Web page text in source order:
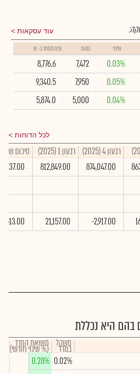
עוד עסקאות
שינוי כמות נפח מסחר ב- ₪
0.03%
7,472
8,776.6
0.05%
7,950
9,340.5
0.04%
5,000
5,874.0
לכל הדוחות
רבעון 4 (2025) רבעון 1 (2025)
סיכום שנתי 2025
874,047.00
812,849.00
-2,917.00
21,157.00
היא נכללת
משקל
במדד תשואת המדד
(% שינוי חודשי)
0.02%
0.28%